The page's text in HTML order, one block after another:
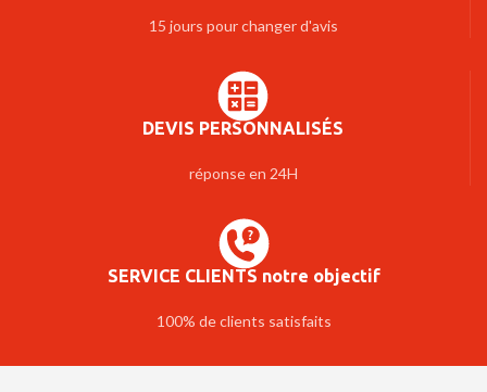
15 jours pour changer d'avis
DEVIS PERSONNALISÉS
réponse en 24H
SERVICE CLIENTS notre objectif
100% de clients satisfaits